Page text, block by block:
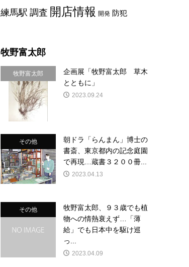
練馬駅 調査 開店情報 開発 防犯
牧野富太郎
牧野富太郎
企画展「牧野富太郎 草木
とともに」
2023.09.24
その他
朝ドラ「らんまん」博士の
書斎、東京都内の記念庭園
で再現…蔵書３２００冊...
2023.04.13
その他
牧野富太郎、９３歳でも植
物への情熱衰えず…「薄
給」でも日本中を駆け巡
っ...
2023.04.09